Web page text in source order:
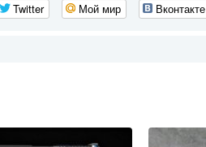
Twitter Мой мир Вконтакте